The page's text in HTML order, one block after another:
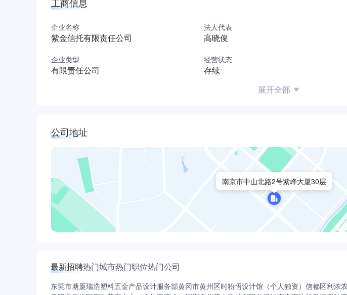
置，并提供全能型财富管理方案。截至2016年末，紫金信托财富管理中心团队已覆
紫金信托财富管理中心坚持“为客户提供定制式服务的财富管理人”的战略思想，秉
小金融机构产品供应商，中产家庭理财好伙伴！
紫金信托期待与坚持梦想的你，携手同行！
公司网站：http_58_//www.zjtrust.com.cn
企业名称
紫金信托有限责任公司
法人代表
高晓俊
企业类型
有限责任公司
经营状态
存续
展开全部
公司地址
南京市中山北路2号紫峰大厦30层
最新招聘热门城市热门职位热门公司
东莞市塘厦瑞浩塑料五金产品设计服务部黄冈市黄州区时粉悟设计馆（个人独资） 信都区利浓